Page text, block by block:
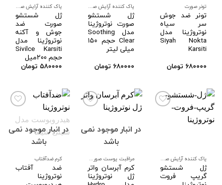
تونر صورت
تونر ضد جوش
سر سیاه
نوتروژینا مدل
Siyah Nokta
Karsiti
۶۸۰۰۰۰ تومان
هاپاک کننده آرایش صورت
ژل شستشو
صورت نوتروژینا
مدل Soothing
Clear حجم ۱۵۰
میلی لیتر
۶۸۰۰۰۰ تومان
هاپاک کننده آرایش صورت
ژل شستشو
صورت ضد
جوش و آکنه
نوتروژینا مدل
Sivilce Karsiti
حجم ۲۰۰میل
۵۸۰۰۰۰ تومان
هاپاک کننده آرایش صورت
ژل شستشو
گریپ فروت
افزودن
ها
در انبار موجود نمی
باشد
مراقبت پوست صورت و بدن
کرم آبرسان واتر
ژل نوتروژینا
افزودن
در انبار موجود نمی
باشد
کرم ضدآفتاب
ضد آفتاب
نوتروژینا